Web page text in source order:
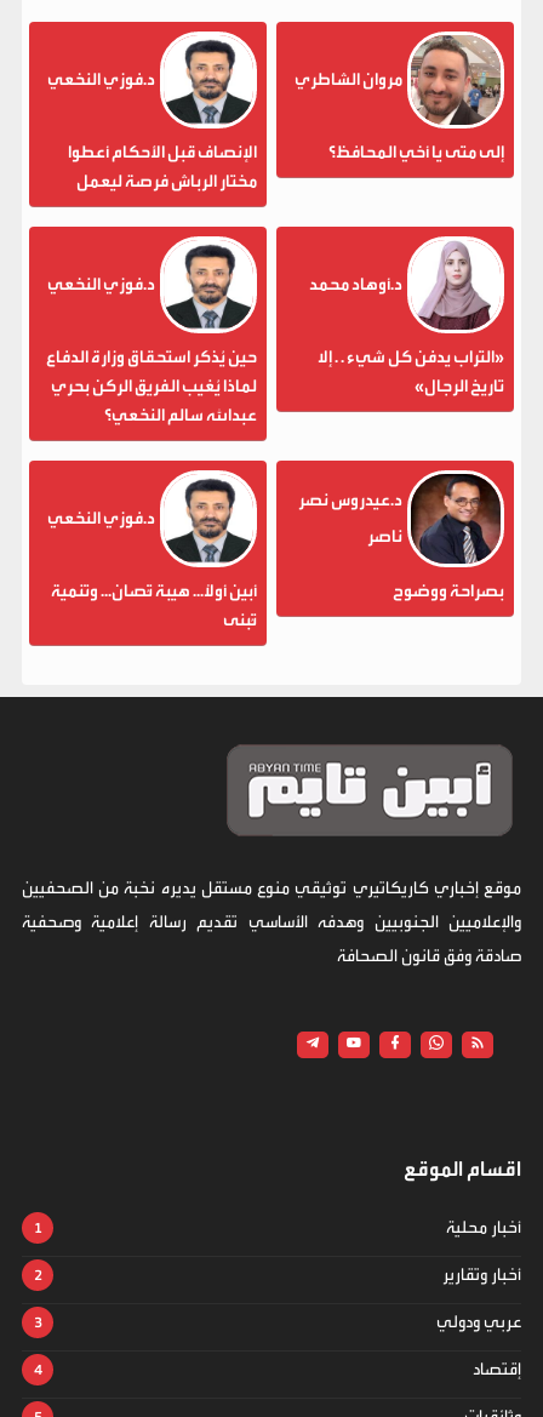
مروان الشاطري
إلى متى يا أخي المحافظ؟
د.فوزي النخعي
الإنصاف قبل الأحكام أعطوا
مختار الرباش فرصة ليعمل
د.أوهاد محمد
«التراب يدفن كل شيء . . إلا
تاريخ الرجال»
د.فوزي النخعي
حين يُذكر استحقاق وزارة الدفاع
لماذا يُغيب الفريق الركن بحري
عبدالله سالم النخعي؟
د.عيدروس نصر
ناصر
بصراحة ووضوح
د.فوزي النخعي
أبين أولاً... هيبة تُصان... وتنمية
تُبنى
موقع إخباري كاريكاتيري توثيقي منوع مستقل يديره نخبة من الصحفيين
والإعلاميين الجنوبيين وهدفه الأساسي تقديم رسالة إعلامية وصحفية
صادقة وفق قانون الصحافة
اقسام الموقع
أخبار محلية
أخبار وتقارير
عربي ودولي
إقتصاد